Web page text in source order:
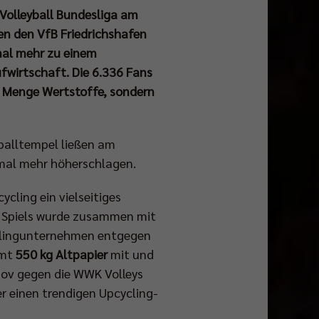
Bundesliga am
den VfB Friedrichshafen
mehr zu einem
Die 6.336 Fans
Wertstoffe, sondern
ließen am
mehr höherschlagen.
ein vielseitiges
wurde zusammen mit
entgegen
550 kg Altpapiermit und
gegen die WWK Volleys
einen trendigen Upcycling-